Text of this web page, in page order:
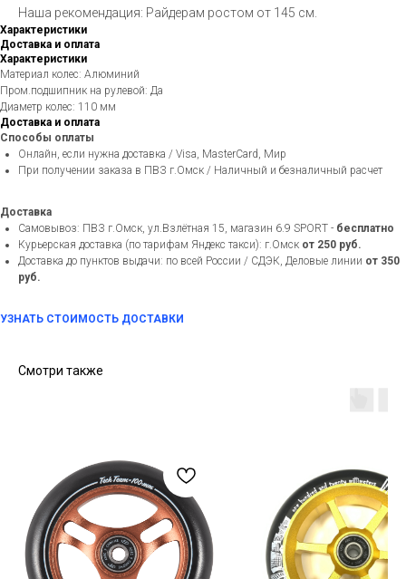
Наша рекомендация: Райдерам ростом от 145 см.
Характеристики
Доставка и оплата
Характеристики
Материал колес: Алюминий
Пром.подшипник на рулевой: Да
Диаметр колес: 110 мм
Доставка и оплата
Способы оплаты
Онлайн, если нужна доставка / Visa, MasterCard, Мир
При получении заказа в ПВЗ г.Омск / Наличный и безналичный расчет
Доставка
Самовывоз: ПВЗ г.Омск, ул.Взлётная 15, магазин 6.9 SPORT - бесплатно
Курьерская доставка (по тарифам Яндекс такси): г.Омск от 250 руб.
Доставка до пунктов выдачи: по всей России / СДЭК, Деловые линии от 350
руб.
УЗНАТЬ СТОИМОСТЬ ДОСТАВКИ
Смотри также